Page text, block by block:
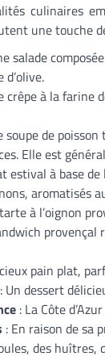
culinaires
une touche
salade
crêpe à la farine
soupe de
Elle est
estival à base
aromatisés
à l’oignon
provençal
pain plat,
: Un dessert
: La Côte
: En raison de sa
des huîtres,